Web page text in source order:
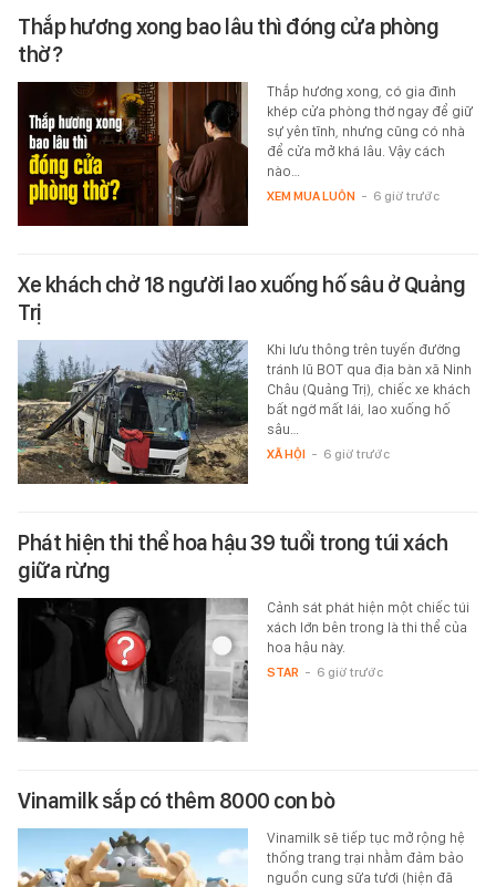
Thắp hương xong bao lâu thì đóng cửa phòng
thờ?
Thắp hương xong, có gia đình
khép cửa phòng thờ ngay để giữ
sự yên tĩnh, nhưng cũng có nhà
để cửa mở khá lâu. Vậy cách
nào…
XEM MUA LUÔN - 6 giờ trước
Xe khách chở 18 người lao xuống hố sâu ở Quảng
Trị
Khi lưu thông trên tuyến đường
tránh lũ BOT qua địa bàn xã Ninh
Châu (Quảng Trị), chiếc xe khách
bất ngờ mất lái, lao xuống hố
sâu…
XÃ HỘI - 6 giờ trước
Phát hiện thi thể hoa hậu 39 tuổi trong túi xách
giữa rừng
Cảnh sát phát hiện một chiếc túi
xách lớn bên trong là thi thể của
hoa hậu này.
STAR - 6 giờ trước
Vinamilk sắp có thêm 8000 con bò
Vinamilk sẽ tiếp tục mở rộng hệ
thống trang trại nhằm đảm bảo
nguồn cung sữa tươi (hiện đã